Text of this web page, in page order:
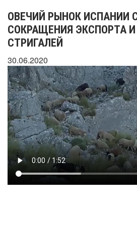
ОВЕЧИЙ РЫНОК ИСПАНИИ
СОКРАЩЕНИЯ ЭКСПОРТА И
СТРИГАЛЕЙ
30.06.2020